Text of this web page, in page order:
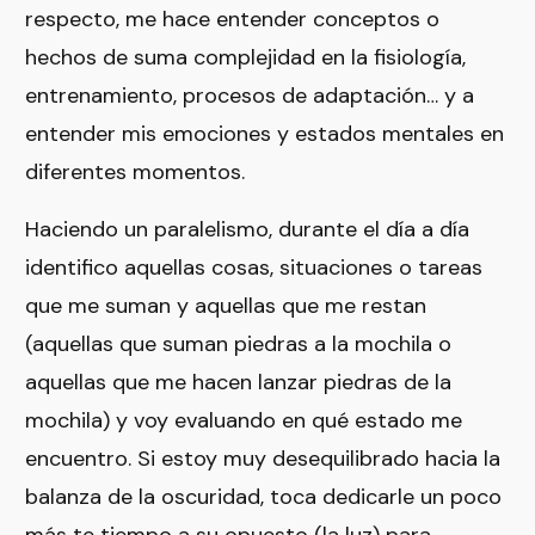
respecto, me hace entender conceptos o
hechos de suma complejidad en la fisiología,
entrenamiento, procesos de adaptación… y a
entender mis emociones y estados mentales en
diferentes momentos.
Haciendo un paralelismo, durante el día a día
identifico aquellas cosas, situaciones o tareas
que me suman y aquellas que me restan
(aquellas que suman piedras a la mochila o
aquellas que me hacen lanzar piedras de la
mochila) y voy evaluando en qué estado me
encuentro. Si estoy muy desequilibrado hacia la
balanza de la oscuridad, toca dedicarle un poco